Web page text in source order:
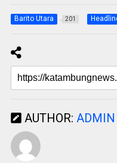
Barito Utara 201
AUTHOR: ADMIN